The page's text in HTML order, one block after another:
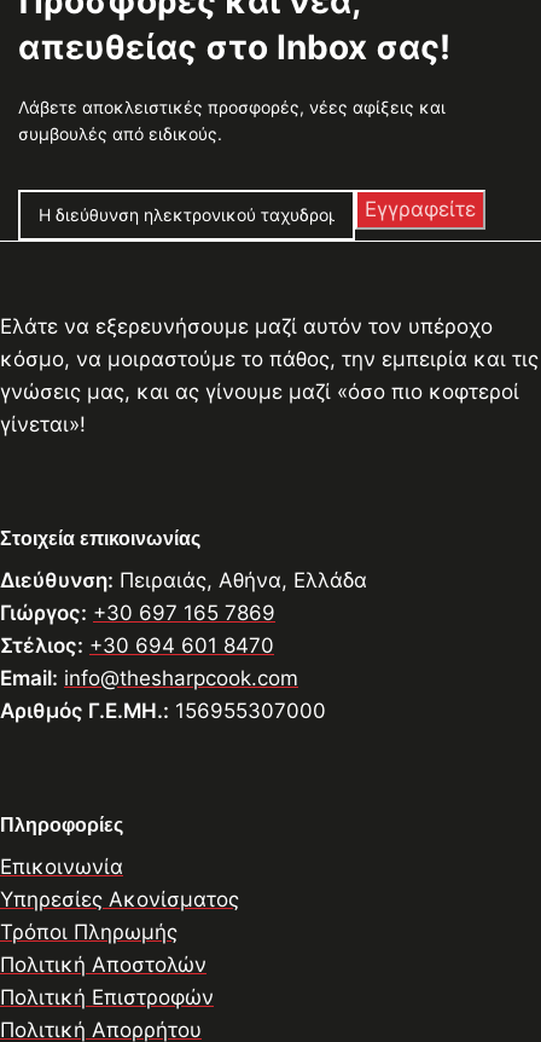
απευθείας στο Inbox σας!
Λάβετε αποκλειστικές προσφορές, νέες αφίξεις και
συμβουλές από ειδικούς.
Ελάτε να εξερευνήσουμε μαζί αυτόν τον υπέροχο
κόσμο, να μοιραστούμε το πάθος, την εμπειρία και τις
γνώσεις μας, και ας γίνουμε μαζί «όσο πιο κοφτεροί
γίνεται»!
Στοιχεία επικοινωνίας
Διεύθυνση: Πειραιάς, Αθήνα, Ελλάδα
Γιώργος: +30 697 165 7869
Στέλιος: +30 694 601 8470
Email: info@thesharpcook.com
Αριθμός Γ.Ε.ΜΗ.: 156955307000
Πληροφορίες
Επικοινωνία
Υπηρεσίες Ακονίσματος
Τρόποι Πληρωμής
Πολιτική Αποστολών
Πολιτική Επιστροφών
Πολιτική Απορρήτου